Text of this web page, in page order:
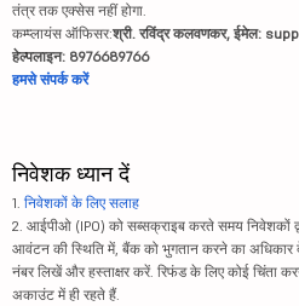
तंत्र तक एक्सेस नहीं होगा.
कम्प्लायंस ऑफिसर:श्री. रविंद्र कलवणकर, ईमेल:
हेल्पलाइन: 8976689766
हमसे संपर्क करें
निवेशक ध्यान दें
1. निवेशकों के लिए सलाह
2. आईपीओ (IPO) को सब्सक्राइब करते समय निवेशकों
आवंटन की स्थिति में, बैंक को भुगतान करने का अधिकार
नंबर लिखें और हस्ताक्षर करें. रिफंड के लिए कोई चिंता
अकाउंट में ही रहते हैं.